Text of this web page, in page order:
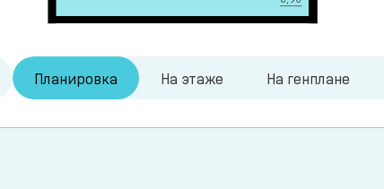
Планировка На этаже На генплане